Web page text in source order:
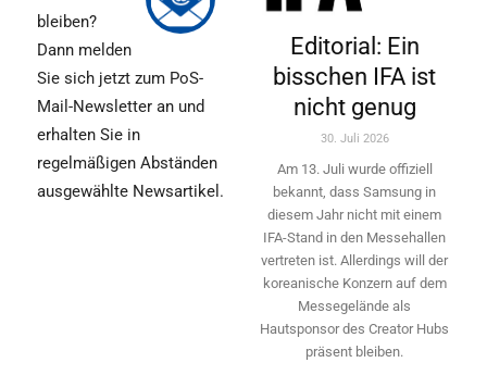
bleiben?
Dann melden
Sie sich jetzt zum PoS-
Mail-Newsletter an und
erhalten Sie in
regelmäßigen Abständen
ausgewählte Newsartikel.
Editorial: Ein
bisschen IFA ist
nicht genug
30. Juli 2026
Am 13. Juli wurde offiziell
bekannt, dass Samsung in
diesem Jahr nicht mit einem
IFA-Stand in den Messehallen
vertreten ist. Allerdings will ­der
koreanische Konzern auf dem
Messegelände als
Hautsponsor des Creator Hubs
präsent bleiben.